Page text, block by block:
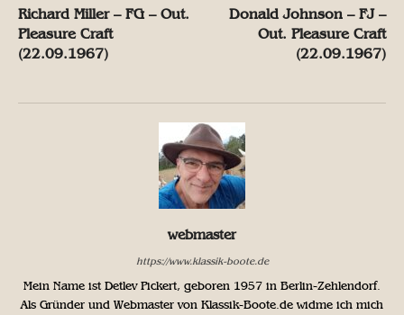
Richard Miller – FG – Out.
Pleasure Craft
(22.09.1967)
Donald Johnson – FJ –
Out. Pleasure Craft
(22.09.1967)
webmaster
https://www.klassik-boote.de
Mein Name ist Detlev Pickert, geboren 1957 in Berlin-Zehlendorf.
Als Gründer und Webmaster von Klassik-Boote.de widme ich mich